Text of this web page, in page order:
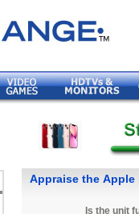
Appraise the Apple
Is the unit